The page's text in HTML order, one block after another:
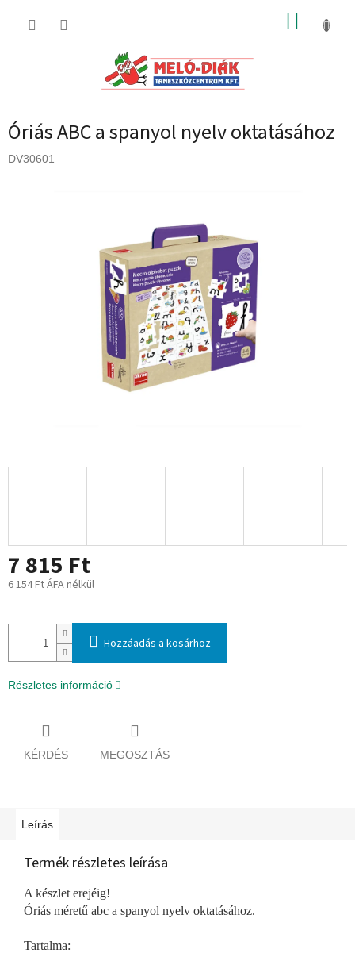
KOSÁR
Óriás ABC a spanyol nyelv oktatásához
DV30601
7 815 Ft
6 154 Ft ÁFA nélkül
Hozzáadás a kosárhoz
Részletes információ
KÉRDÉS MEGOSZTÁS
Leírás
Termék részletes leírása
A készlet erejéig!
Óriás méretű abc a spanyol nyelv oktatásához.
Tartalma: